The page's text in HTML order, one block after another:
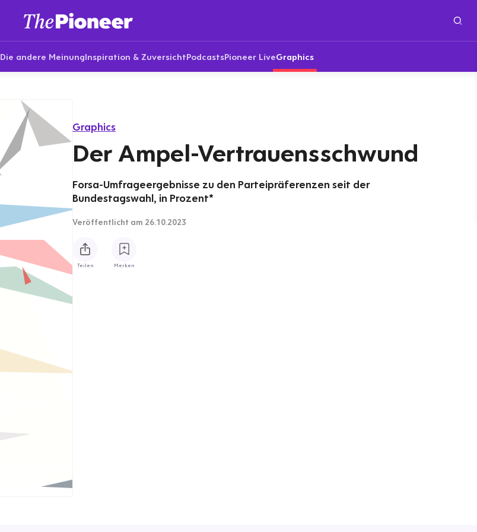
Die andere MeinungInspiration & ZuversichtPodcastsPioneer LiveGraphics
Graphics
Der Ampel-Vertrauensschwund
Forsa-Umfrageergebnisse zu den Parteipräferenzen seit der
Bundestagswahl, in Prozent*
Veröffentlicht am 26.10.2023
Teilen Merken